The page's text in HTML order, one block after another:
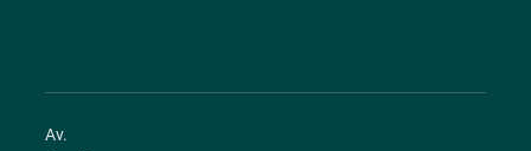
Av.